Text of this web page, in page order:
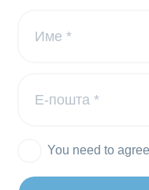
You need to